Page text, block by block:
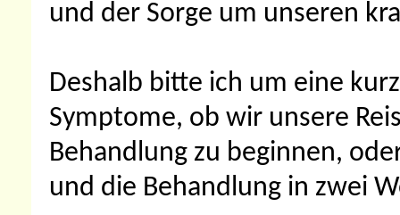
und der Sorge um unseren
Deshalb bitte ich um eine
Symptome, ob wir unsere
Behandlung zu beginnen,
und die Behandlung in zwei